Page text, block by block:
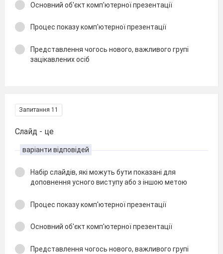
Основний об'єкт комп'ютерної презентації
Процес показу комп'ютерної презентації
Представлення чогось нового, важливого групі
зацікавлених осіб
Запитання 11
Слайд - це
варіанти відповідей
Набір слайдів, які можуть бути показані для
доповнення усного виступу або з іншою метою
Процес показу комп'ютерної презентації
Основний об'єкт комп'ютерної презентації
Представлення чогось нового, важливого групі